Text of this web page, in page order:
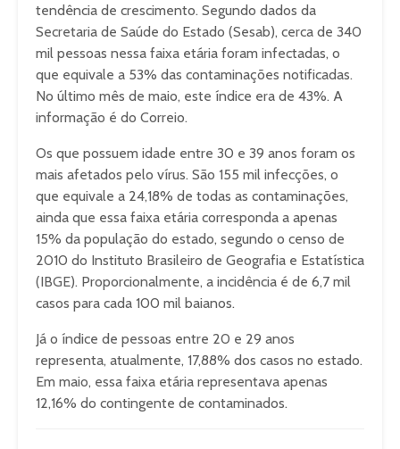
tendência de crescimento. Segundo dados da
Secretaria de Saúde do Estado (Sesab), cerca de 340
mil pessoas nessa faixa etária foram infectadas, o
que equivale a 53% das contaminações notificadas.
No último mês de maio, este índice era de 43%. A
informação é do Correio.
Os que possuem idade entre 30 e 39 anos foram os
mais afetados pelo vírus. São 155 mil infecções, o
que equivale a 24,18% de todas as contaminações,
ainda que essa faixa etária corresponda a apenas
15% da população do estado, segundo o censo de
2010 do Instituto Brasileiro de Geografia e Estatística
(IBGE). Proporcionalmente, a incidência é de 6,7 mil
casos para cada 100 mil baianos.
Já o índice de pessoas entre 20 e 29 anos
representa, atualmente, 17,88% dos casos no estado.
Em maio, essa faixa etária representava apenas
12,16% do contingente de contaminados.